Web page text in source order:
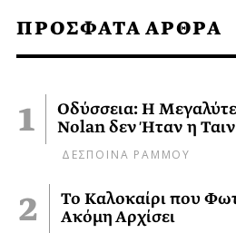
ΠΡΟΣΦΑΤΑ ΑΡΘΡΑ
Οδύσσεια: Η
Nolan δεν Ήταν η
ΔΕΣΠΟΙΝΑ ΡΑΜΜΟΥ
Το Καλοκαίρι που
Ακόμη Αρχίσει